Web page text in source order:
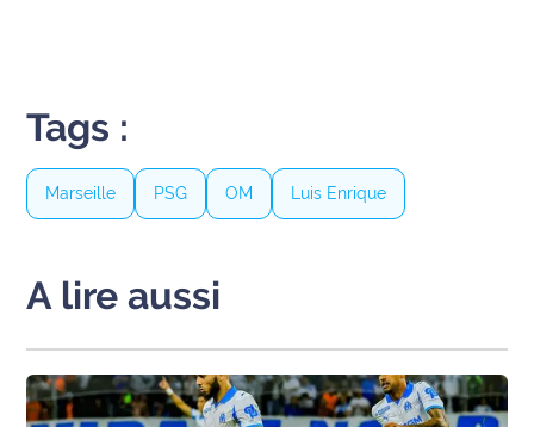
Contenus
Partenaires
L'invité(e)
de la
Coup de
Maritima
Fil
Tags :
Marseille PSG OM Luis Enrique
A lire aussi